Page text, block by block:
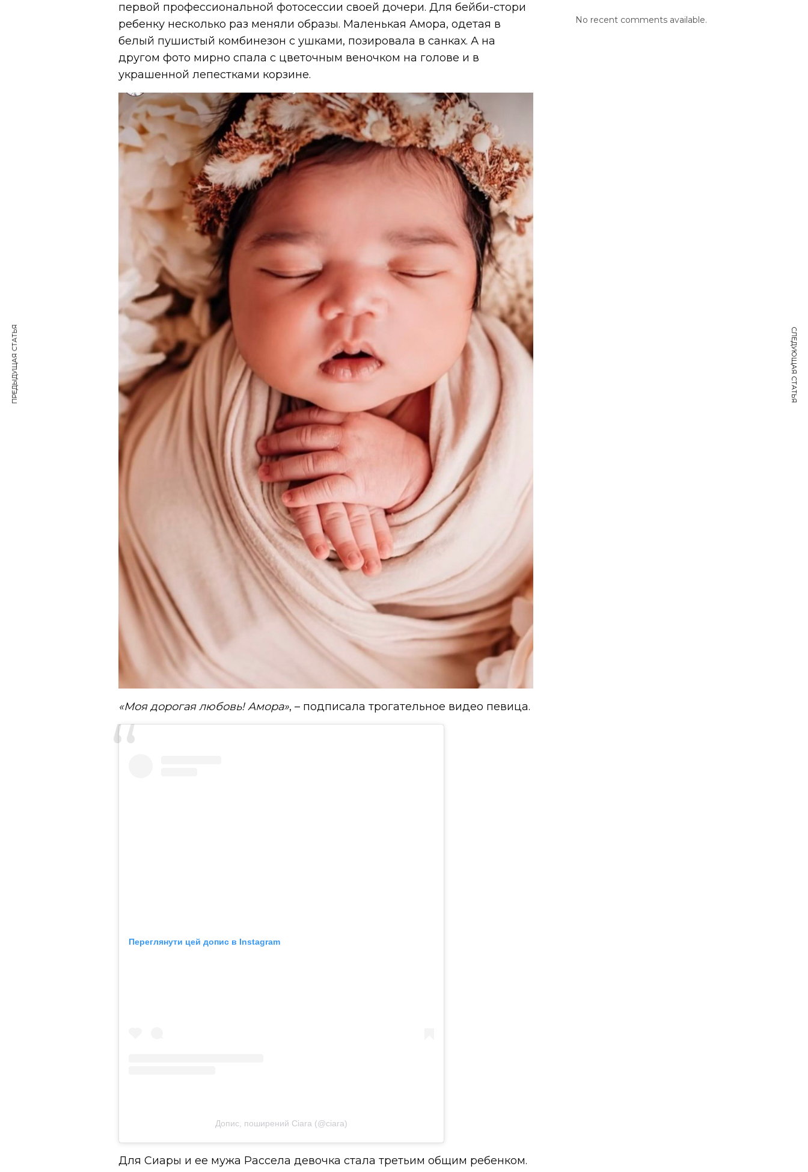
первой профессиональной фотосессии своей дочери. Для бейби-стори
ребенку несколько раз меняли образы. Маленькая Амора, одетая в
белый пушистый комбинезон с ушками, позировала в санках. А на
другом фото мирно спала с цветочным веночком на голове и в
украшенной лепестками корзине.
«Моя дорогая любовь! Амора», – подписала трогательное видео певица.
Переглянути цей допис в Instagram
Допис, поширений Ciara (@ciara)
Для Сиары и ее мужа Рассела девочка стала третьим общим ребенком.
No recent comments available.
ПРЕДЫДУЩАЯ СТАТЬЯ СЛЕДУЮЩАЯ СТАТЬЯ